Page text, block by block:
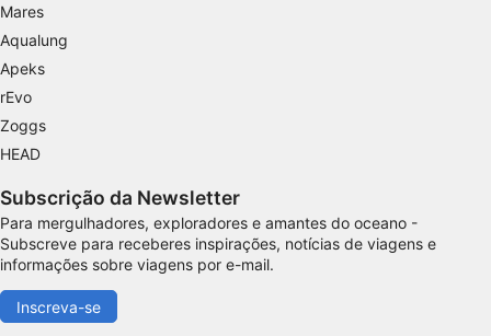
Mares
Aqualung
Apeks
rEvo
Zoggs
HEAD
Subscrição da Newsletter
Para mergulhadores, exploradores e amantes do oceano -
Subscreve para receberes inspirações, notícias de viagens e
informações sobre viagens por e-mail.
Inscreva-se
Funcional